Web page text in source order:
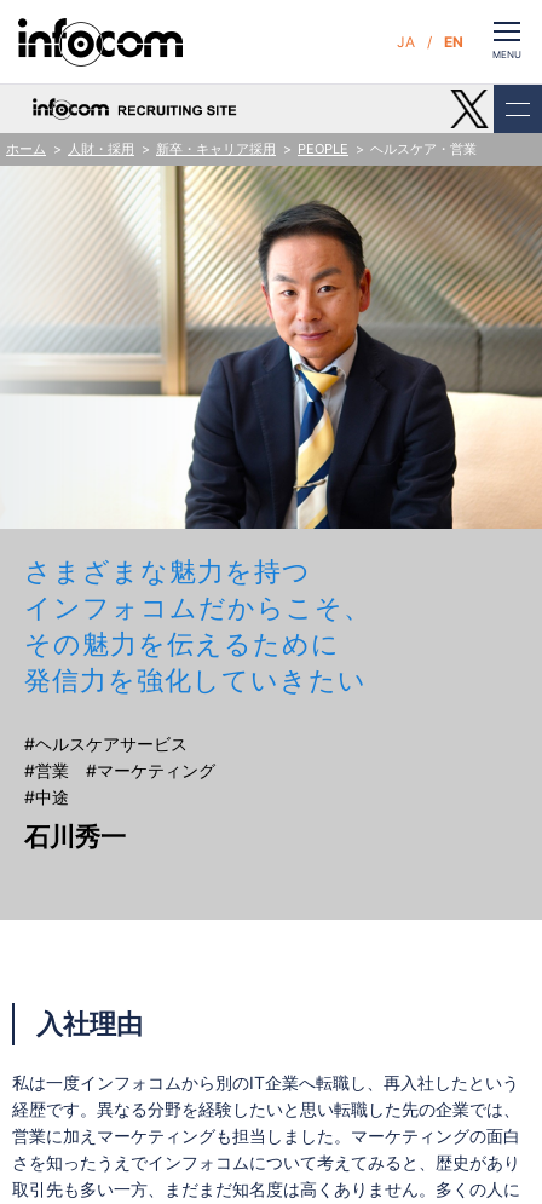
CLOSE
MENU
人財・採用 新卒・キャリア採用 PEOPLE ヘルスケア・営業
さまざまな魅力を持つ
インフォコムだからこそ、
その魅力を伝えるために
発信力を強化していきたい
#ヘルスケアサービス
#営業 #マーケティング
#中途
石川秀一
入社理由
私は一度インフォコムから別のIT企業へ転職し、再入社したという
経歴です。異なる分野を経験したいと思い転職した先の企業では、
営業に加えマーケティングも担当しました。マーケティングの面白
さを知ったうえでインフォコムについて考えてみると、歴史があり
取引先も多い一方、まだまだ知名度は高くありません。多くの人に
JA EN
ホーム
サービス
企業情報
サステナビリティ
ニュース